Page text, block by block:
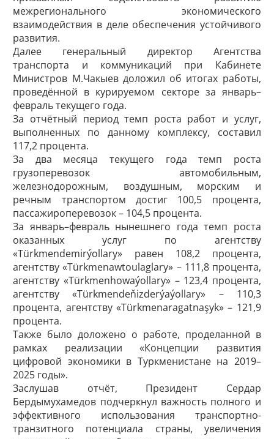
межрегионального экономического
взаимодействия в деле обеспечения устойчивого
развития.
Далее генеральный директор Агентства
транспорта и коммуникаций при Кабинете
Министров М.Чакыев доложил об итогах работы,
проведённой в курируемом секторе за январь–
февраль текущего года.
За отчётный период темп роста работ и услуг,
выполненных по данному комплексу, составил
117,2 процента.
За два месяца текущего года темп роста
грузоперевозок автомобильным,
железнодорожным, воздушным, морским и
речным транспортом достиг 100,5 процента,
пассажироперевозок – 104,5 процента.
За январь–февраль нынешнего года темп роста
оказанных услуг по агентству
«Türkmendemirýollary» равен 108,2 процента,
агентству «Türk­men­awtoulaglary» – 111,8 процента,
агентству «Türk­menhowaýollary» – 123,4 процента,
агентству «Türkmen­deňizderýaýollary» – 110,3
процента, агентству «Türkmen­aragatnaşyk» – 121,9
процента.
Также было доложено о работе, проделанной в
рамках реализации «Концепции развития
цифровой экономики в Туркменистане на 2019–
2025 годы».
Заслушав отчёт, Президент Сердар
Бердымухамедов подчеркнул важность полного и
эффективного использования транспортно-
транзитного потенциала страны, увеличения